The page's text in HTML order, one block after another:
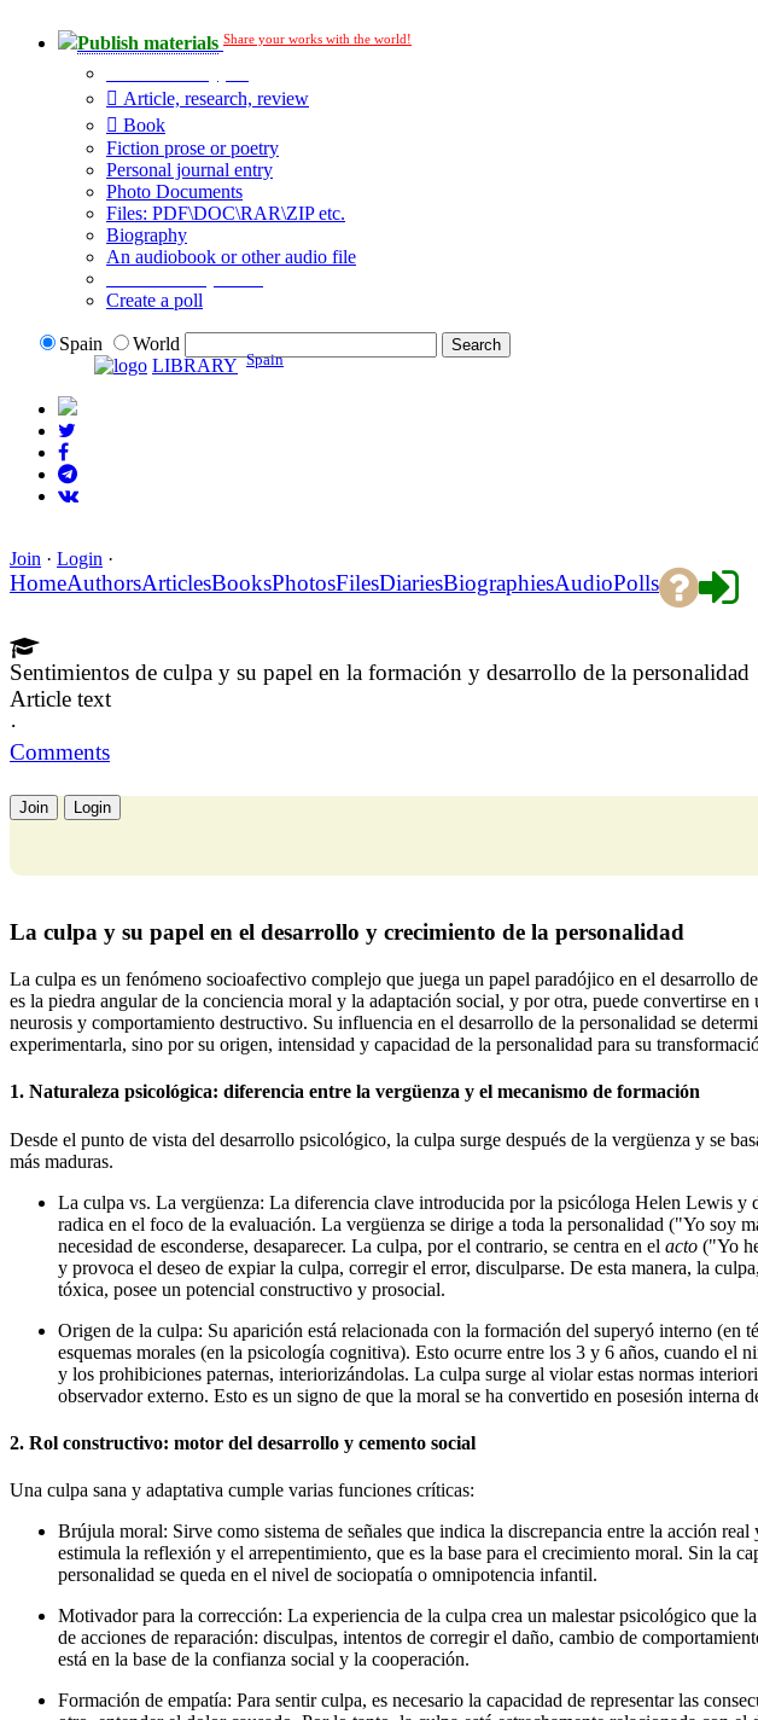
Publish materials Share your works with the world!
Article, research, review
Book
Fiction prose or poetry
Personal journal entry
Photo Documents
Files: PDF\DOC\RAR\ZIP etc.
Biography
An audiobook or other audio file
Create a poll
Spain
World
LIBRARY Spain
Join · Login ·
HomeAuthorsArticlesBooksPhotosFilesDiariesBiographiesAudioPolls
Sentimientos de culpa y su papel en la formación y desarrollo de la personalidad
Article text
·
Comments
Join Login
La culpa y su papel en el desarrollo y crecimiento de la personalidad
La culpa es un fenómeno socioafectivo complejo que juega un papel paradójico en el desarrollo
es la piedra angular de la conciencia moral y la adaptación social, y por otra, puede convertirse en
neurosis y comportamiento destructivo. Su influencia en el desarrollo de la personalidad se
experimentarla, sino por su origen, intensidad y capacidad de la personalidad para su
1. Naturaleza psicológica: diferencia entre la vergüenza y el mecanismo de formación
Desde el punto de vista del desarrollo psicológico, la culpa surge después de la vergüenza y se
más maduras.
La culpa vs. La vergüenza: La diferencia clave introducida por la psicóloga Helen Lewis y
radica en el foco de la evaluación. La vergüenza se dirige a toda la personalidad ("Yo soy
necesidad de esconderse, desaparecer. La culpa, por el contrario, se centra en el acto ("Yo
y provoca el deseo de expiar la culpa, corregir el error, disculparse. De esta manera, la
tóxica, posee un potencial constructivo y prosocial.
Origen de la culpa: Su aparición está relacionada con la formación del superyó interno (en
esquemas morales (en la psicología cognitiva). Esto ocurre entre los 3 y 6 años, cuando el
y los prohibiciones paternas, interiorizándolas. La culpa surge al violar estas normas
observador externo. Esto es un signo de que la moral se ha convertido en posesión interna
2. Rol constructivo: motor del desarrollo y cemento social
Una culpa sana y adaptativa cumple varias funciones críticas:
Brújula moral: Sirve como sistema de señales que indica la discrepancia entre la acción
estimula la reflexión y el arrepentimiento, que es la base para el crecimiento moral. Sin la
personalidad se queda en el nivel de sociopatía o omnipotencia infantil.
Motivador para la corrección: La experiencia de la culpa crea un malestar psicológico que
de acciones de reparación: disculpas, intentos de corregir el daño, cambio de
está en la base de la confianza social y la cooperación.
Formación de empatía: Para sentir culpa, es necesario la capacidad de representar las